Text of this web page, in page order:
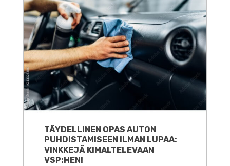
TÄYDELLINEN OPAS AUTON
PUHDISTAMISEEN ILMAN LUPAA:
VINKKEJÄ KIMALTELEVAAN
VSP:HEN!